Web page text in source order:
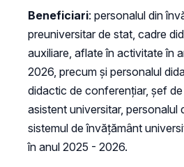
Beneficiari: personalul din
preuniversitar de stat, cadre
auxiliare, aflate în activitate în
2026, precum și personalul
didactic de conferențiar, șef
asistent universitar, personalul
sistemul de învățământ
în anul 2025 - 2026.